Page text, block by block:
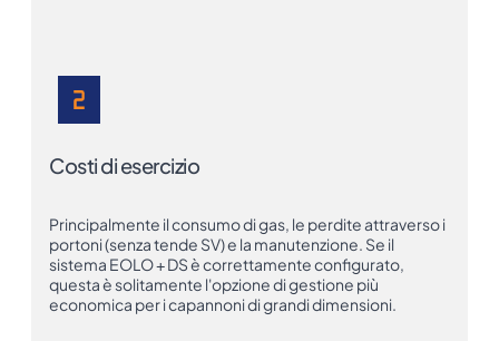
Costi di esercizio
Principalmente il consumo di gas, le perdite attraverso i
portoni (senza tende SV) e la manutenzione. Se il
sistema EOLO + DS è correttamente configurato,
questa è solitamente l'opzione di gestione più
economica per i capannoni di grandi dimensioni.